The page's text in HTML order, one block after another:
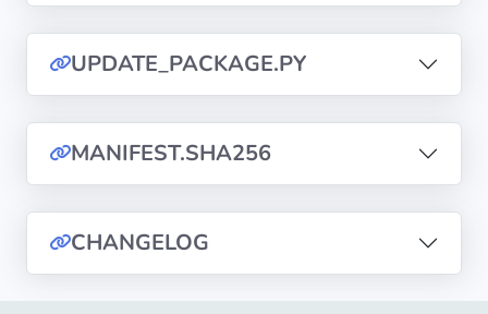
Tranquil
UPDATE_PACKAGE.PY
MANIFEST.SHA256
CHANGELOG